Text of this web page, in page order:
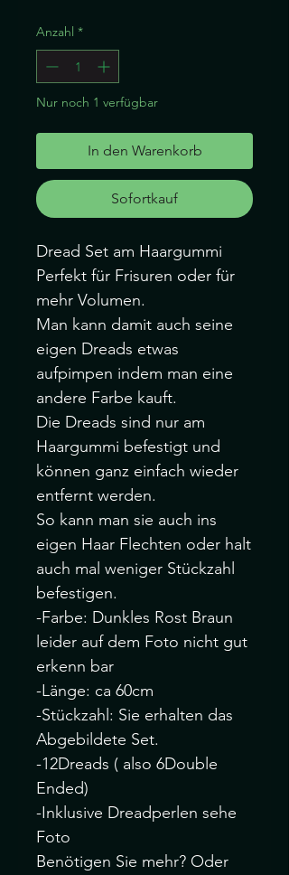
Anzahl *
Nur noch 1 verfügbar
In den Warenkorb
Sofortkauf
Dread Set am Haargummi
Perfekt für Frisuren oder für
mehr Volumen.
Man kann damit auch seine
eigen Dreads etwas
aufpimpen indem man eine
andere Farbe kauft.
Die Dreads sind nur am
Haargummi befestigt und
können ganz einfach wieder
entfernt werden.
So kann man sie auch ins
eigen Haar Flechten oder halt
auch mal weniger Stückzahl
befestigen.
-Farbe: Dunkles Rost Braun
leider auf dem Foto nicht gut
erkenn bar
-Länge: ca 60cm
-Stückzahl: Sie erhalten das
Abgebildete Set.
-12Dreads ( also 6Double
Ended)
-Inklusive Dreadperlen sehe
Foto
Benötigen Sie mehr? Oder